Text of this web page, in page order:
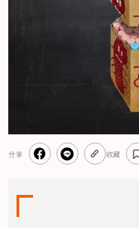
分享 收藏